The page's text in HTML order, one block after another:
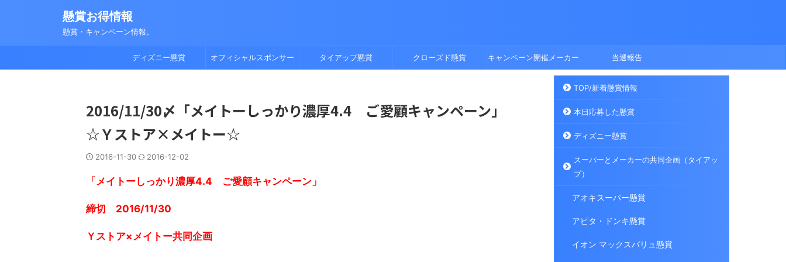
懸賞お得情報
懸賞・キャンペーン情報。
ディズニー懸賞 オフィシャルスポンサー タイアップ懸賞 クローズド懸賞 キャンペーン開催メーカー 当選報告
2016/11/30〆「メイトーしっかり濃厚4.4 ご愛顧キャンペーン」
☆Ｙストア×メイトー☆
2016-11-30 2016-12-02
「メイトーしっかり濃厚4.4 ご愛顧キャンペーン」
締切 2016/11/30
Ｙストア×メイトー共同企画
TOP/新着懸賞情報
本日応募した懸賞
ディズニー懸賞
スーパーとメーカーの共同企画（タイアッ
プ）
アオキスーパー懸賞
アピタ・ドンキ懸賞
イオン マックスバリュ懸賞